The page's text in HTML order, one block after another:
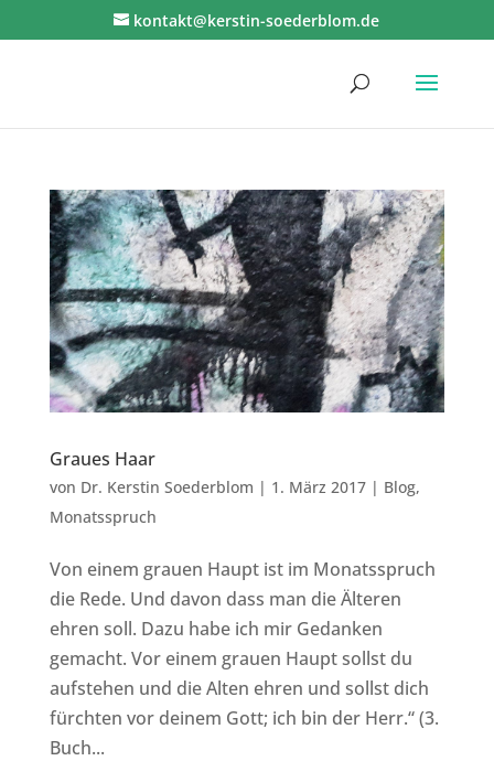
kontakt@kerstin-soederblom.de
Graues Haar
von Dr. Kerstin Soederblom | 1. März 2017| Blog,
Monatsspruch
Von einem grauen Haupt ist im Monatsspruch
die Rede. Und davon dass man die Älteren
ehren soll. Dazu habe ich mir Gedanken
gemacht. Vor einem grauen Haupt sollst du
aufstehen und die Alten ehren und sollst dich
fürchten vor deinem Gott; ich bin der Herr.“ (3.
Buch...